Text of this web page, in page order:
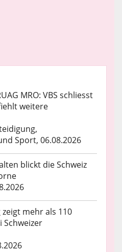
MRO: VBS schliesst
weitere
Sport, 06.08.2026
blickt die Schweiz
zeigt mehr als 110
Schweizer